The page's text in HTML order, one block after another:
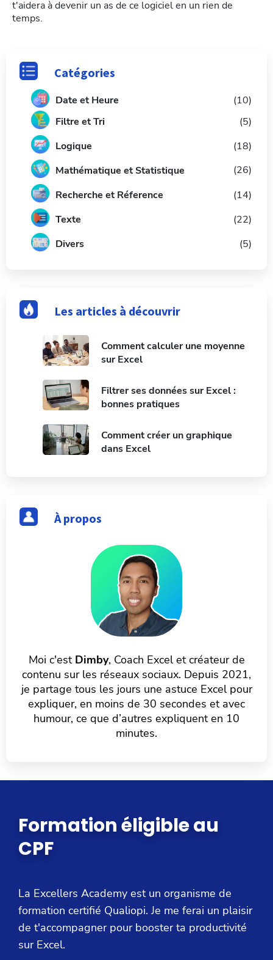
t'aidera à devenir un as de ce logiciel en un rien de
temps.
Catégories
Date et Heure
(10)
Filtre et Tri
(5)
Logique
(18)
Mathématique et Statistique
(26)
Recherche et Réference
(14)
Texte
(22)
Divers
(5)
Les articles à découvrir
Comment calculer une moyenne
sur Excel
Filtrer ses données sur Excel :
bonnes pratiques
Comment créer un graphique
dans Excel
À propos
Moi c'est Dimby, Coach Excel et créateur de
contenu sur les réseaux sociaux. Depuis 2021,
je partage tous les jours une astuce Excel pour
expliquer, en moins de 30 secondes et avec
humour, ce que d’autres expliquent en 10
minutes.
Formation éligible au
CPF
La Excellers Academy est un organisme de
formation certifié Qualiopi. Je me ferai un plaisir
de t'accompagner pour booster ta productivité
sur Excel.